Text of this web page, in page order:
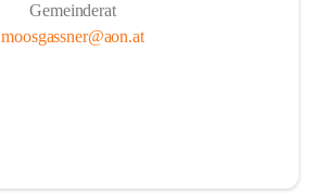
Gemeinderat
moosgassner@aon.at